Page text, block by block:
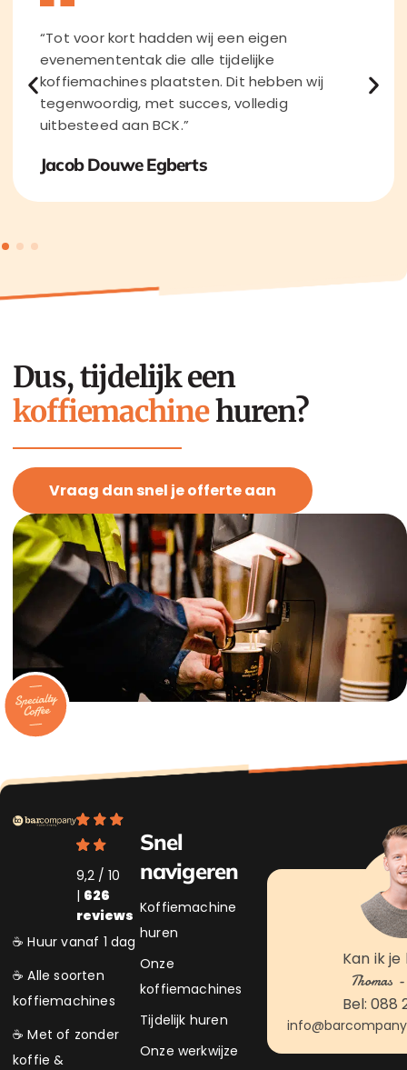
“Tot voor kort hadden wij een eigen
evenemententak die alle tijdelijke
koffiemachines plaatsten. Dit hebben wij
tegenwoordig, met succes, volledig
uitbesteed aan BCK.”
Jacob Douwe Egberts
Dus, tijdelijk een
koffiemachinehuren?
Vraag dan snel je offerte aan
9,2 / 10
| 626
reviews
☕ Huur vanaf 1 dag
☕ Alle soorten
koffiemachines
☕ Met of zonder
koffie &
Snel
navigeren
Koffiemachine
huren
Onze
koffiemachines
Tijdelijk huren
Onze werkwijze
Kan ik
Thomas
Bel: 088